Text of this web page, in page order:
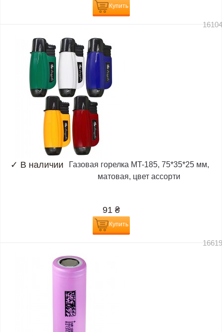
Купить
✓ В наличии
Газовая горелка MT-185, 75*35*25 мм,
матовая, цвет ассорти
91 ₴
Купить